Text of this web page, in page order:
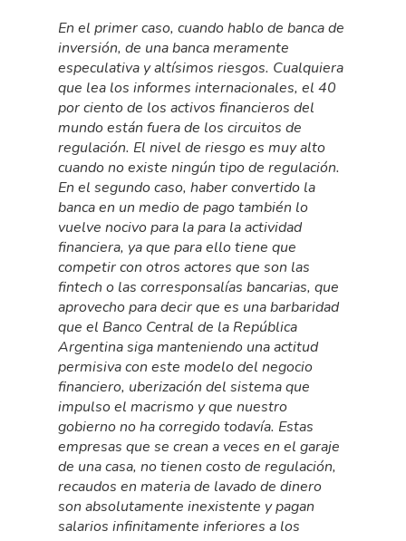
En el primer caso, cuando hablo de banca de
inversión, de una banca meramente
especulativa y altísimos riesgos. Cualquiera
que lea los informes internacionales, el 40
por ciento de los activos financieros del
mundo están fuera de los circuitos de
regulación. El nivel de riesgo es muy alto
cuando no existe ningún tipo de regulación.
En el segundo caso, haber convertido la
banca en un medio de pago también lo
vuelve nocivo para la para la actividad
financiera, ya que para ello tiene que
competir con otros actores que son las
fintech o las corresponsalías bancarias, que
aprovecho para decir que es una barbaridad
que el Banco Central de la República
Argentina siga manteniendo una actitud
permisiva con este modelo del negocio
financiero, uberización del sistema que
impulso el macrismo y que nuestro
gobierno no ha corregido todavía. Estas
empresas que se crean a veces en el garaje
de una casa, no tienen costo de regulación,
recaudos en materia de lavado de dinero
son absolutamente inexistente y pagan
salarios infinitamente inferiores a los